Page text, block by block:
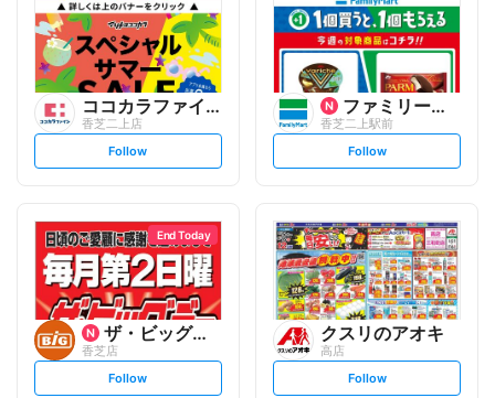
ココカラファイン
香芝二上店
s
t
l
o
w
Follow
ファミリーマート
香芝二上駅前
s
t
l
o
w
Follow
End Today
ザ・ビッグエクストラ
香芝店
s
Follow
クスリのアオキ
高店
s
Follow